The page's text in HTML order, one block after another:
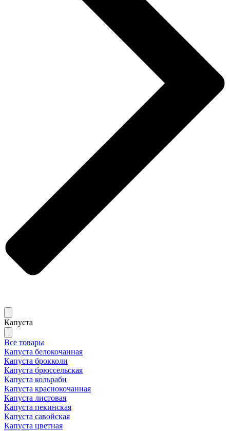
Капуста
Все товары
Капуста белокочанная
Капуста брокколи
Капуста брюссельская
Капуста кольраби
Капуста краснокочанная
Капуста листовая
Капуста пекинская
Капуста савойская
Капуста цветная